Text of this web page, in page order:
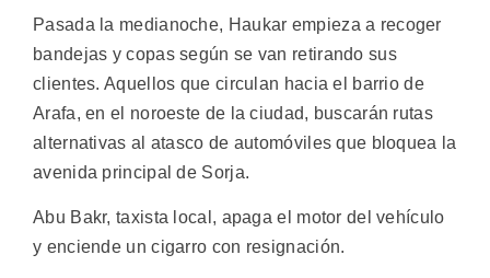
Pasada la medianoche, Haukar empieza a recoger
bandejas y copas según se van retirando sus
clientes. Aquellos que circulan hacia el barrio de
Arafa, en el noroeste de la ciudad, buscarán rutas
alternativas al atasco de automóviles que bloquea la
avenida principal de Sorja.
Abu Bakr, taxista local, apaga el motor del vehículo
y enciende un cigarro con resignación.